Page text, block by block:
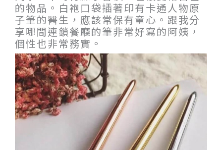
的物品。白袍口袋插著印有卡通人物原
子筆的醫生，應該常保有童心。跟我分
享哪間連鎖餐廳的筆非常好寫的阿姨，
個性也非常務實。